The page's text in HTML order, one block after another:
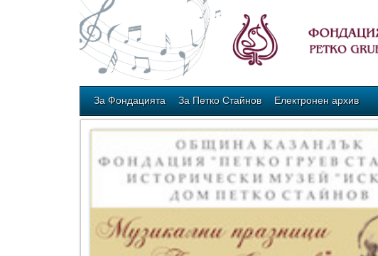
За Фондацията За Петко Стайнов Електронен архив